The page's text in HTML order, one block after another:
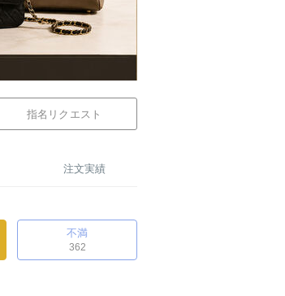
指名リクエスト
注文実績
不満
362